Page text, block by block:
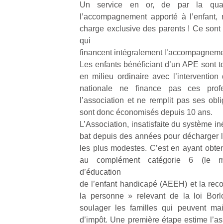
Un service en or, de par la
l’accompagnement apporté à
charge exclusive des parents ! Ce
qui
financent intégralement
Les enfants bénéficiant d’un APE sont
en milieu ordinaire avec l’intervention
nationale ne finance pas ces
l’association et ne remplit pas ses
sont donc économisés depuis 10 ans.
L’Association, insatisfaite du système
bat depuis des années pour décharger
les plus modestes. C’est en ayant
au complément catégorie 6 (le
d’éducation
de l’enfant handicapé (AEEH) et la
la personne » relevant de la loi
soulager les familles qui peuvent
d’impôt. Une première étape estime